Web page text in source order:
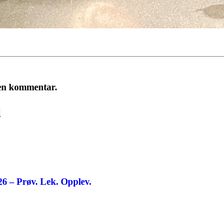
kommentar.
– Prøv. Lek. Opplev.